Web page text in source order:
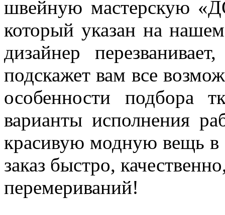
швейную мастерскую
который указан на
дизайнер
подскажет вам все
особенности подбора
варианты исполнения
красивую модную вещь в
заказ быстро,
перемериваний!